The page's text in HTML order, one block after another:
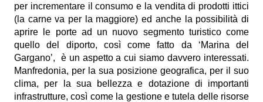
per incrementare il consumo e la vendita di prodotti ittici
(la carne va per la maggiore) ed anche la possibilità di
aprire le porte ad un nuovo segmento turistico come
quello del diporto, così come fatto da ‘Marina del
Gargano’, è un aspetto a cui siamo davvero interessati.
Manfredonia, per la sua posizione geografica, per il suo
clima, per la sua bellezza e dotazione di importanti
infrastrutture, così come la gestione e tutela delle risorse